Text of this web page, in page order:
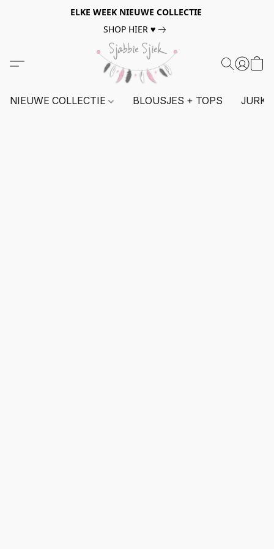
ELKE WEEK NIEUWE COLLECTIE
SHOP HIER ♥
NIEUWE COLLECTIE BLOUSJES + TOPS